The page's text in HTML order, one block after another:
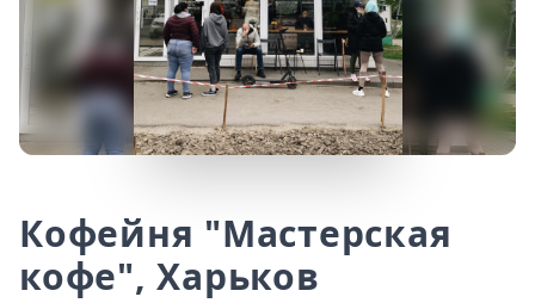
Кофейня "Мастерская
кофе", Харьков